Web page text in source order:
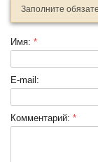
Заполните
Имя: *
E-mail:
Комментарий: *